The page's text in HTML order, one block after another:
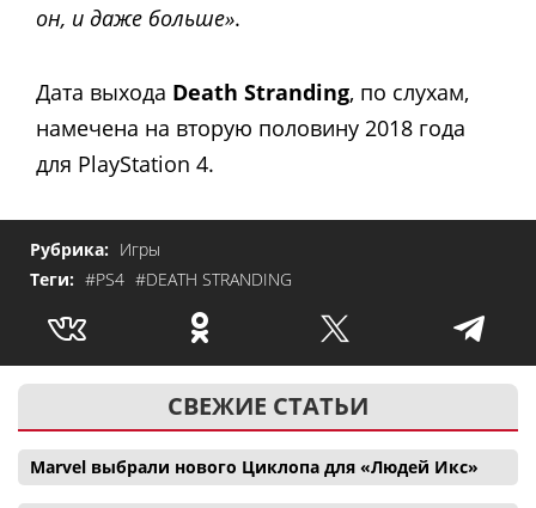
он, и даже больше».
Дата выхода Death Stranding, по слухам,
намечена на вторую половину 2018 года
для PlayStation 4.
Рубрика: Игры
Теги: #PS4 #DEATH STRANDING
СВЕЖИЕ СТАТЬИ
Marvel выбрали нового Циклопа для «Людей Икс»